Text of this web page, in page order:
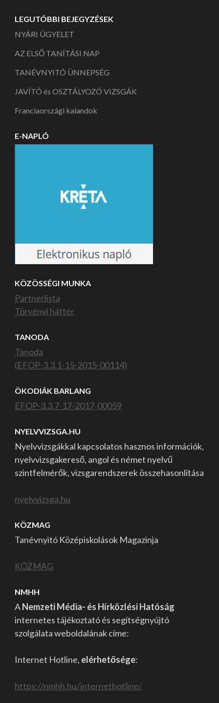
LEGUTÓBBI BEJEGYZÉSEK
NYÁRI ÜGYELET
AZ ELSŐ TANÍTÁSI NAP
TANÉVNYITÓ ÜNNEPSÉG
JAVÍTÓ és OSZTÁLYOZÓ VIZSGÁK
Franciaországi kalandok
E-NAPLÓ
KÖZÖSSÉGI MUNKA
Partnerlista
Törvényi háttér
TANODA
Tanoda
(EFOP-3.3.1-15-2015-00114)
ÖKODIÁK BARLANG
EFOP-3.3.7-17-2017-00059
NYELVVIZSGA.HU
Nyelvvizsgákkal kapcsolatos hasznos információk,
nyelvvizsgakereső, angol és német nyelvű
szintfelmérők, vizsgarendszerek összehasonlítása
nyelvvizsga.hu
KÖZMAG
Tanévnyitó Középiskolások Magazinja
KÖZMAG
NMHH
ANemzeti Média- és Hírközlési Hatóság
internetes tájékoztató és segítségnyújtó
szolgálata weboldalának címe:
Internet Hotline, elérhetősége:
https://nmhh.hu/internethotline/